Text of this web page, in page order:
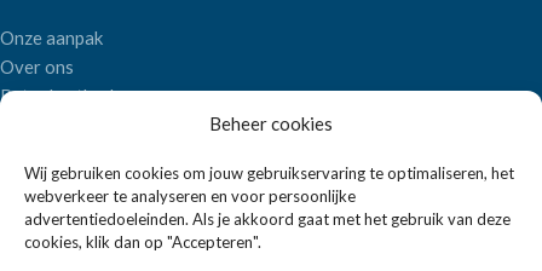
Beheer cookies
Wij gebruiken cookies om jouw gebruikservaring te optimaliseren, het
webverkeer te analyseren en voor persoonlijke
advertentiedoeleinden. Als je akkoord gaat met het gebruik van deze
cookies, klik dan op "Accepteren".
Onze aanpak
Over ons
Betaalmethoden
POPULAIRE MERKEN
APS Germany